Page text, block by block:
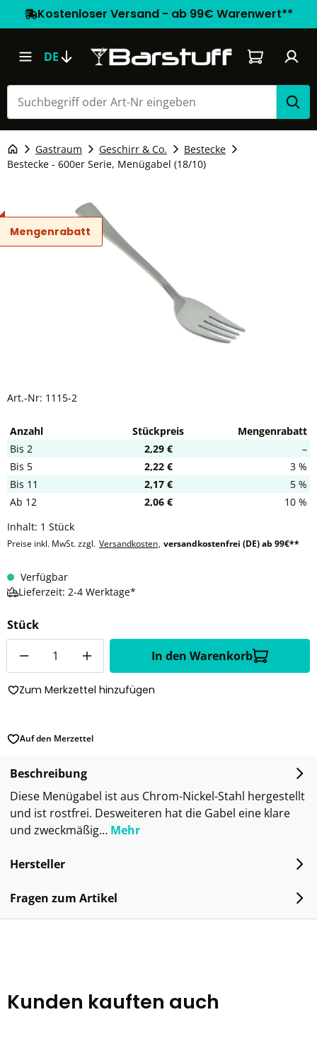
Kostenloser Versand - ab 99€ Warenwert**
DE Warenkorb
Gastraum Geschirr & Co.
Bestecke
Bestecke - 600er Serie, Menügabel (18/10)
Mengenrabatt
Art.-Nr: 1115-2
Anzahl Stückpreis
Mengenrabatt
Bis 2 2,29 €
–
Bis 5 2,22 €
3 %
Bis 11 2,17 €
5 %
Ab 12 2,06 €
10 %
Inhalt: 1 Stück
Preise inkl. MwSt. zzgl. Versandkosten, versandkostenfrei (DE) ab 99€**
Verfügbar
Lieferzeit: 2-4 Werktage*
Stück
In den Warenkorb
Zum Merkzettel hinzufügen
Auf den Merzettel
Beschreibung
Diese Menügabel ist aus Chrom-Nickel-Stahl hergestellt
und ist rostfrei. Desweiteren hat die Gabel eine klare
und zweckmäßig… Mehr
Hersteller
Fragen zum Artikel
Kunden kauften auch